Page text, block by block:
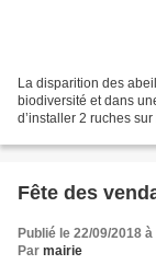
La disparition des
biodiversité et dans
d’installer 2 ruches
Fête des
Publié le 22/09/2018
Par mairie